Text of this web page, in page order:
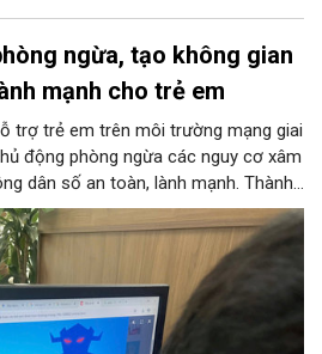
ngừa, tạo không gian
mạnh cho trẻ em
trợ trẻ em trên môi trường mạng giai
động phòng ngừa các nguy cơ xâm
dân số an toàn, lành mạnh. Thành
như phổ cập giải pháp an ninh mạng
thông tin độc hại từ đường
trẻ em bị xâm hại. 11 nhóm
cho các sở, ngành thực hiện
lý, phát triển công nghệ AI, hạ tầng
trợ sức khỏe tâm thần. Bên cạnh